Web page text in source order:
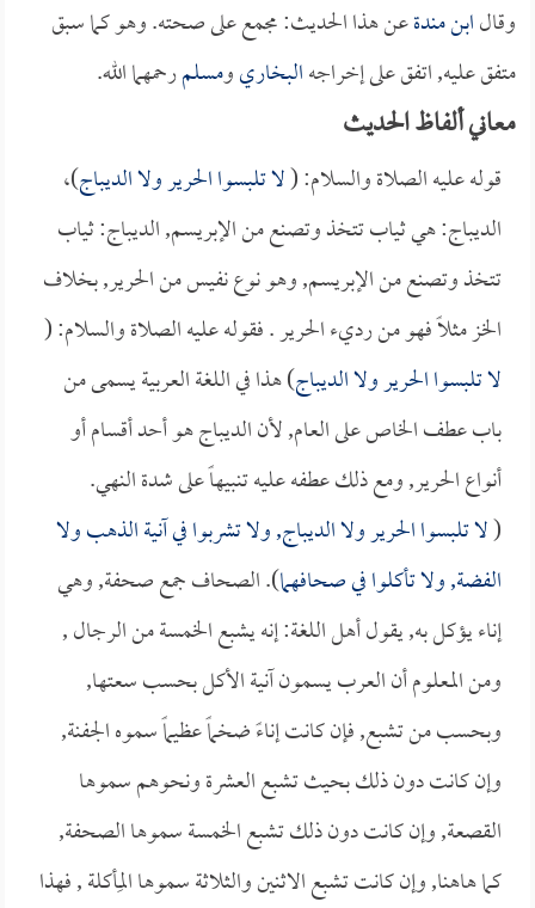
وقالابن مندةعن هذا الحديث: مجمع على صحته. وهو كما سبق
متفق عليه, اتفق على إخراجهالبخاريومسلمرحمهما الله.
معاني ألفاظ الحديث
قوله عليه الصلاة والسلام: (لا تلبسوا الحرير ولا الديباج)،
الديباج: هي ثياب تتخذ وتصنع من الإبريسم, الديباج: ثياب
تتخذ وتصنع من الإبريسم, وهو نوع نفيس من الحرير, بخلاف
الخز مثلاً فهو من رديء الحرير . فقوله عليه الصلاة والسلام: (
لا تلبسوا الحرير ولا الديباج) هذا في اللغة العربية يسمى من
باب عطف الخاص على العام, لأن الديباج هو أحد أقسام أو
أنواع الحرير, ومع ذلك عطفه عليه تنبيهاً على شدة النهي.
(لا تلبسوا الحرير ولا الديباج, ولا تشربوا في آنية الذهب ولا
الفضة, ولا تأكلوا في صحافهما). الصحاف جمع صحفة, وهي
إناء يؤكل به, يقول أهل اللغة: إنه يشبع الخمسة من الرجال ,
ومن المعلوم أن العرب يسمون آنية الأكل بحسب سعتها,
وبحسب من تشبع, فإن كانت إناءً ضخماً عظيماً سموه الجفنة,
وإن كانت دون ذلك بحيث تشبع العشرة ونحوهم سموها
القصعة, وإن كانت دون ذلك تشبع الخمسة سموها الصحفة,
كما هاهنا, وإن كانت تشبع الاثنين والثلاثة سموها المِأكلة , فهذا